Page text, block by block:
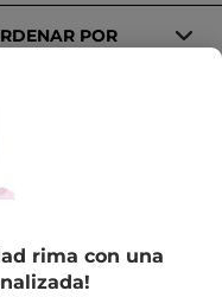
POR
coat efecto gel
rima con una